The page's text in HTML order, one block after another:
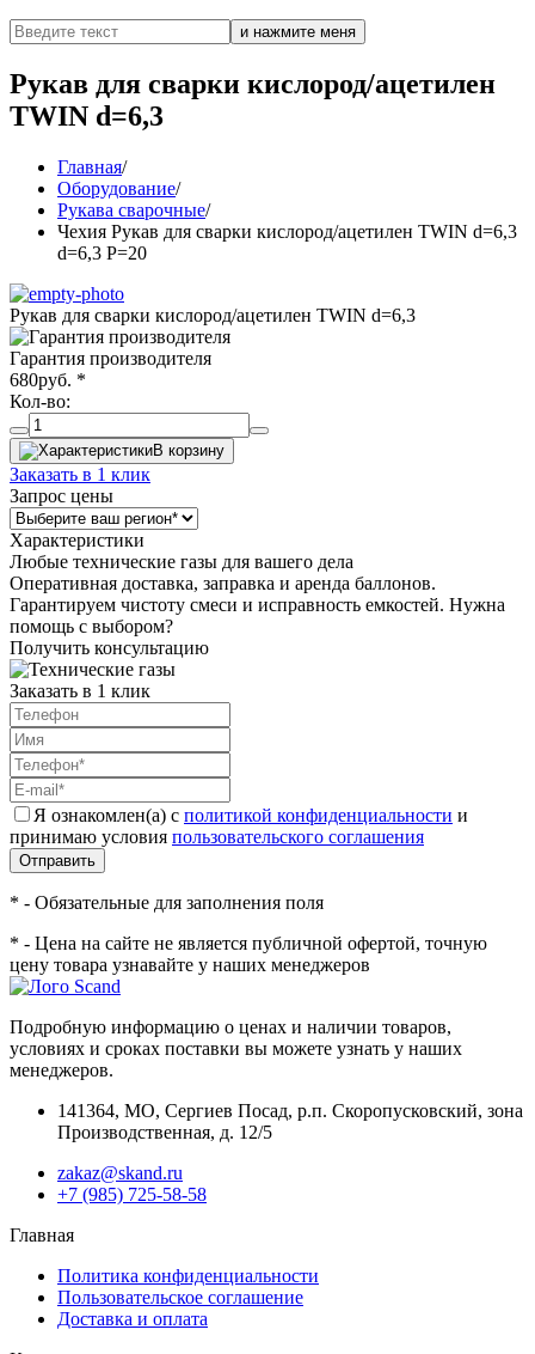
Рукав для сварки кислород/ацетилен
TWIN d=6,3
Главная/
Оборудование/
Рукава сварочные/
Чехия Рукав для сварки кислород/ацетилен TWIN d=6,3
d=6,3 P=20
Рукав для сварки кислород/ацетилен TWIN d=6,3
Гарантия производителя
680руб. *
Кол-во:
В корзину
Заказать в 1 клик
Запрос цены
Характеристики
Любые технические газы для вашего дела
Оперативная доставка, заправка и аренда баллонов.
Гарантируем чистоту смеси и исправность емкостей. Нужна
помощь с выбором?
Получить консультацию
Заказать в 1 клик
Я ознакомлен(а) с политикой конфиденциальности и
принимаю условия пользовательского соглашения
Отправить
* - Обязательные для заполнения поля
* - Цена на сайте не является публичной офертой, точную
цену товара узнавайте у наших менеджеров
Подробную информацию о ценах и наличии товаров,
условиях и сроках поставки вы можете узнать у наших
менеджеров.
141364, МО, Сергиев Посад, р.п. Скоропусковский, зона
Производственная, д. 12/5
zakaz@skand.ru
+7 (985) 725-58-58
Главная
Политика конфиденциальности
Пользовательское соглашение
Доставка и оплата